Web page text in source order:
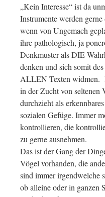
„Kein Interesse“ ist da
Instrumente werden
wenn von Ungemach
ihre pathologisch, ja
Denkmuster als DIE
denken und sich somit
ALLEN Texten widmen.
in der Zucht von seltenen
durchzieht als
sozialen Gefüge. Immer
kontrollieren, die
zu gerne ausnehmen.
Das ist der Gang der
Vögel vorhanden, die
sind immer irgendwelche
ob alleine oder in ganzen